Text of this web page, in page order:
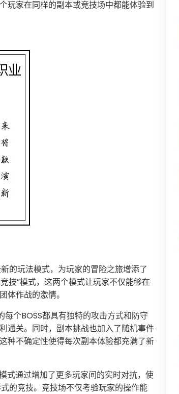
玩家在同样的副本或竞技场中都能体验到
的玩法模式，为玩家的冒险之旅增添了
技”模式，这两个模式让玩家不仅能够在
体作战的激情。
个BOSS都具有独特的攻击方式和防守
通关。同时，副本挑战也加入了随机事件
种不确定性使得每次副本体验都充满了新
式通过增加了更多玩家间的实时对抗，使
的竞技。竞技场不仅考验玩家的操作能